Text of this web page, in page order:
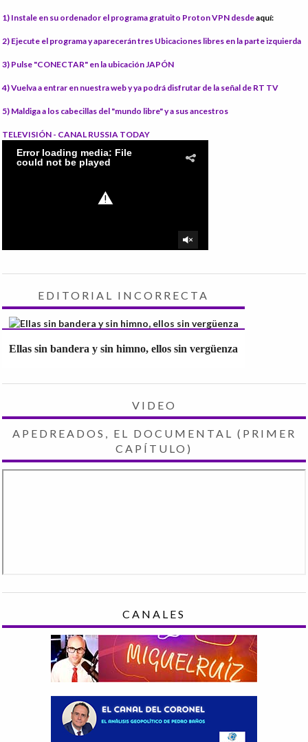
1) Instale en su ordenador el programa gratuito Proton VPN desdeaquí:
2) Ejecute el programay aparecerán tres Ubicaciones libres en la parte izquierda
3) Pulse "CONECTAR" en la ubicación JAPÓN
4) Vuelva a entrar en nuestra weby ya podrá disfrutar de la señal de RT TV
5) Maldigaa los cabecillas del "mundo libre" y a sus ancestros
TELEVISIÓN - CANAL RUSSIA TODAY
EDITORIAL INCORRECTA
Ellas sin bandera y sin himno, ellos sin vergüenza
VIDEO
APEDREADOS, EL DOCUMENTAL (PRIMER
CAPÍTULO)
CANALES